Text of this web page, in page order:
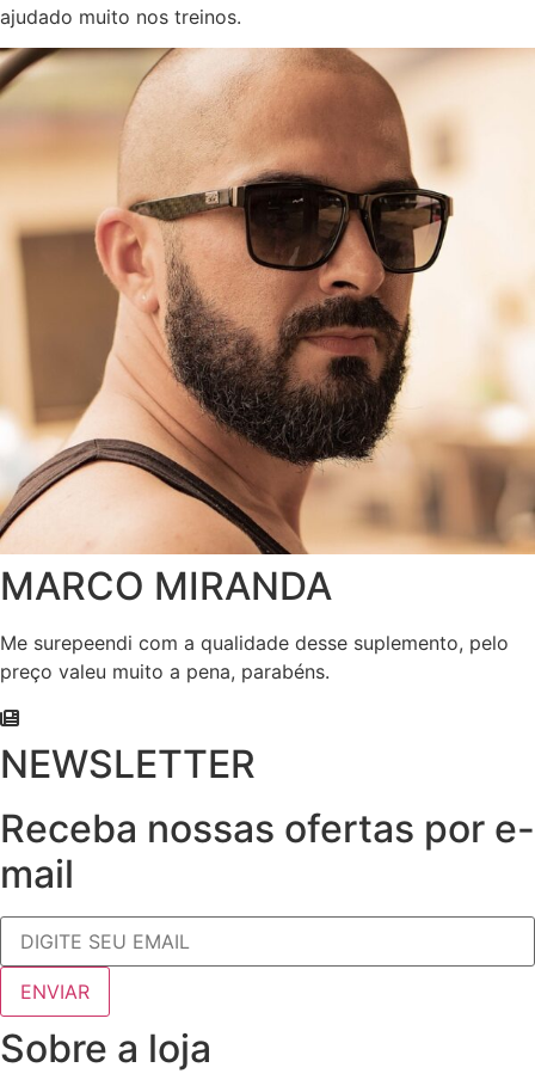
ajudado muito nos treinos.
MARCO MIRANDA
Me surepeendi com a qualidade desse suplemento, pelo
preço valeu muito a pena, parabéns.
NEWSLETTER
Receba nossas ofertas por e-
mail
Sobre a loja